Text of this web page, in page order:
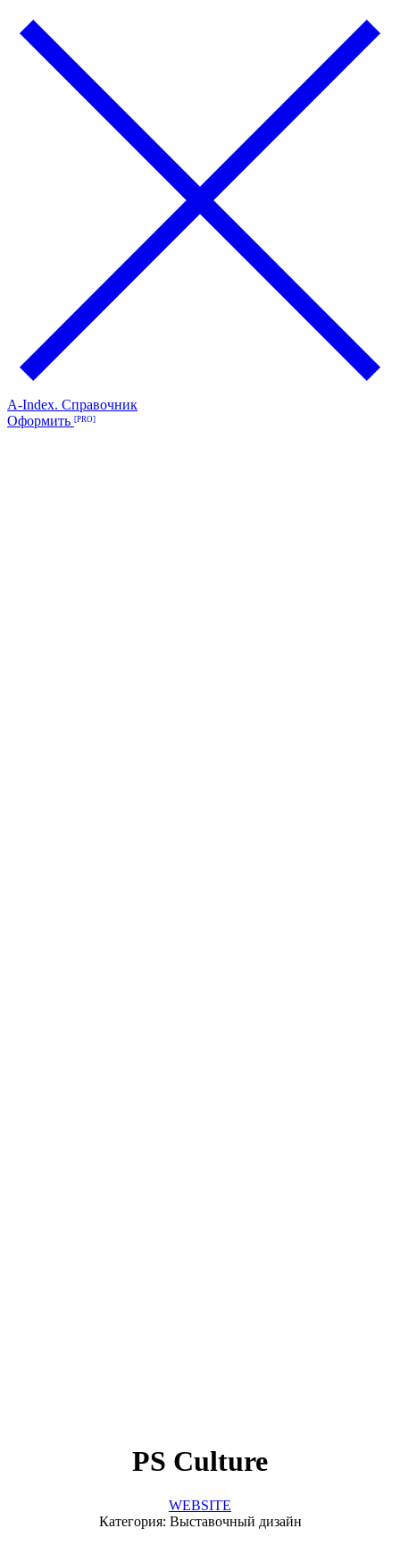
A-Index. Справочник
Оформить [PRO]
PS Culture
WEBSITE
Категория: Выставочный дизайн